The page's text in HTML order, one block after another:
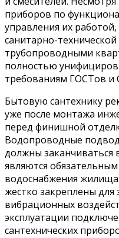
приборов по
управления их
санитарно-
трубопроводными
полностью
требованиям ГОСТов и
Бытовую сантехнику
уже после монтажа
перед финишной
Водопроводные
должны заканчиваться
являются
водоснабжения
жестко закреплены
вибрационных
эксплуатации
сантехнических